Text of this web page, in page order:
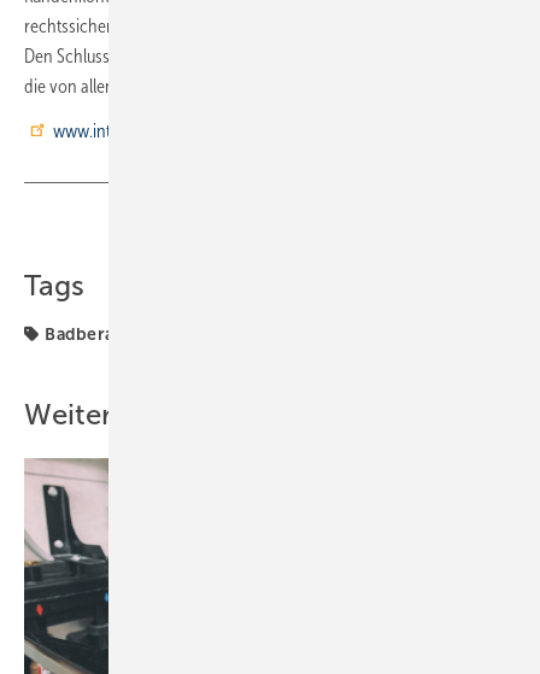
rechtssicher gearbeitet wird“, wie Seminarleiter Ottmar Kuball betonte.
Den Schlussakkord bildete am Freitag vergangener Woche schließlich
die von allen erfolgreich bestandene Prüfung.
www.interdomus.de
Tags
Badberatung
Weitere Inhalte